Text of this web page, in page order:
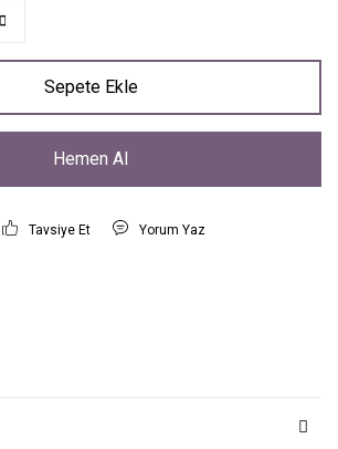
Sepete Ekle
Hemen Al
Tavsiye Et Yorum Yaz